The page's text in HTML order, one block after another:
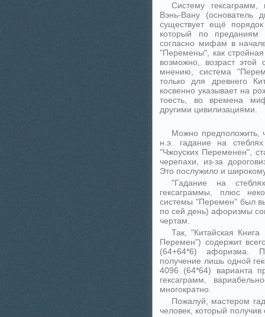
Систему гексаграмм,
Вэнь-Вану
существует ещё
который по
согласно мифам в
"Перемены", как
возможно, возраст
мнению, система
только для древнего
косвенно указывает на
тоесть, во времена
другими цивилизациями.
Можно предположить,
н.э. гадание на
"Чжоуских Переменен",
черепахи, из-за
Это послужило и
"Гадание на
гексаграммы, плюс
системы "Перемен" был
по сей день) афоризмы
чертам.
Так, "Китайская
Перемен") содержит
(64+64*6) афоризма.
получение лишь одной
4096 (64*64) варианта
гексаграмм,
многократно.
Пожалуй, мастером
человек, который